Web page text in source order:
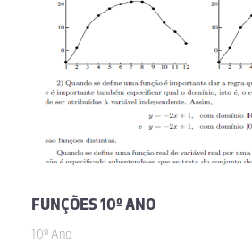
FUNÇÕES 10º ANO
10º Ano